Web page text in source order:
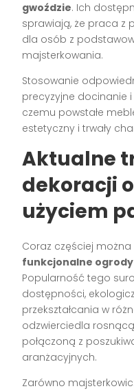
gwoździe. Ich
sprawiają, że praca z
dla osób z
majsterkowania.
Stosowanie
precyzyjne docinanie i
czemu powstałe
estetyczny i trwały
Aktualne
dekoracji
użyciem
Coraz częściej
funkcjonalne ogrody
Popularność tego
dostępności,
przekształcania w
odzwierciedla
połączoną z
aranżacyjnych.
Zarówno